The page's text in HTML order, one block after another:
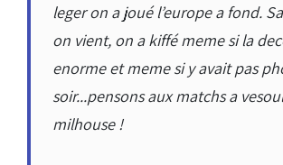
leger on a joué l’europe a fond.
on vient, on a kiffé meme si la
enorme et meme si y avait pas
soir...pensons aux matchs a
milhouse !